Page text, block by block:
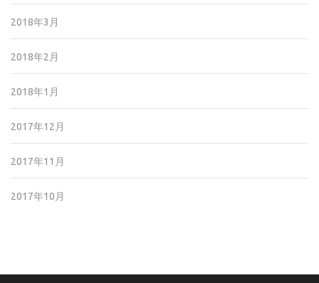
2018年3月
2018年2月
2018年1月
2017年12月
2017年11月
2017年10月